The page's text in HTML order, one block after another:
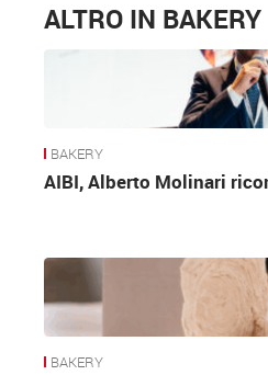
ALTRO IN BAKERY
BAKERY
AIBI, Alberto Molinari
BAKERY